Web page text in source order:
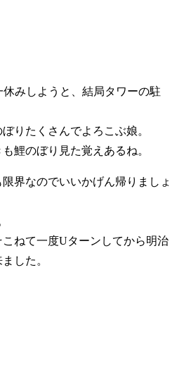
休みしようと、結局タワーの駐
りたくさんでよろこぶ娘。
鯉のぼり見た覚えあるね。
界なのでいいかげん帰りましょ
ねて一度Uターンしてから明治
した。